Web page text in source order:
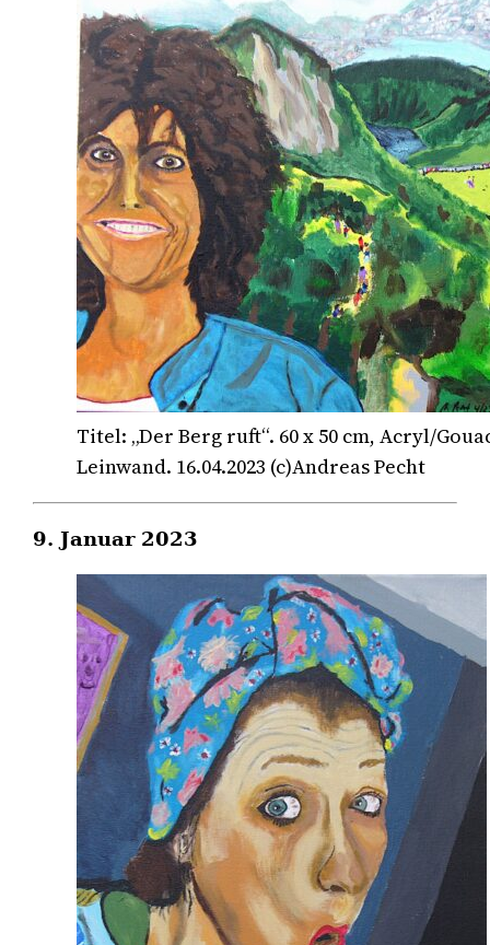
Titel: „Der Berg ruft“. 60 x 50 cm, Acryl/
Leinwand. 16.04.2023 (c)Andreas Pecht
9. Januar 2023